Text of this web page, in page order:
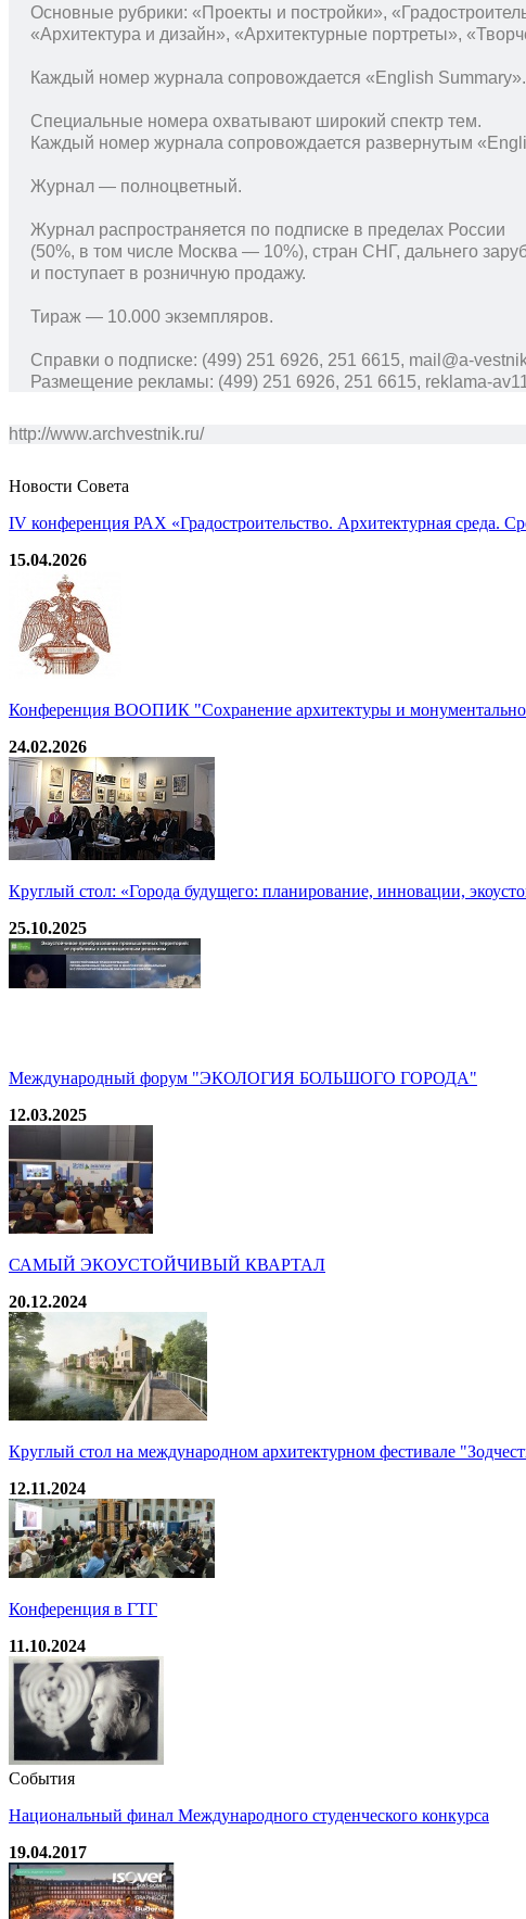
Основные рубрики: «Проекты и постройки»,
«Архитектура и дизайн», «Архитектурные портреты»,
Каждый номер журнала сопровождается «English Summary».
Специальные номера охватывают широкий спектр тем.
Каждый номер журнала сопровождается развернутым
Журнал — полноцветный.
Журнал распространяется по подписке в пределах России
(50%, в том числе Москва — 10%), стран СНГ, дальнего
и поступает в розничную продажу.
Тираж — 10.000 экземпляров.
Справки о подписке: (499) 251 6926, 251 6615, mail@a-
Размещение рекламы: (499) 251 6926, 251 6615, reklama-
http://www.archvestnik.ru/
Новости Совета
IV конференция РАХ «Градостроительство. Архитектурная среда.
15.04.2026
Конференция ВООПИК "Сохранение архитектуры и
24.02.2026
Круглый стол: «Города будущего: планирование, инновации,
25.10.2025
Международный форум "ЭКОЛОГИЯ БОЛЬШОГО ГОРОДА"
12.03.2025
САМЫЙ ЭКОУСТОЙЧИВЫЙ КВАРТАЛ
20.12.2024
Круглый стол на международном архитектурном фестивале
12.11.2024
Конференция в ГТГ
11.10.2024
События
Национальный финал Международного студенческого конкурса
19.04.2017